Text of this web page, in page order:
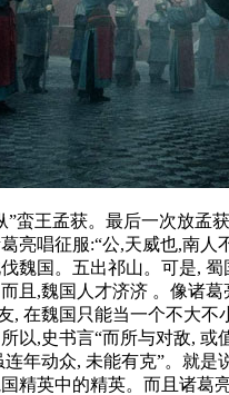
”蛮王孟获。最后一次放孟
亮唱征服:“公,天威也,南人
魏国。五出祁山。可是, 蜀
且,魏国人才济济 。像诸
, 在魏国只能当一个不大不
以,史书言“而所与对敌, 或
年动众, 未能有克”。就是
精英中的精英。而且诸葛